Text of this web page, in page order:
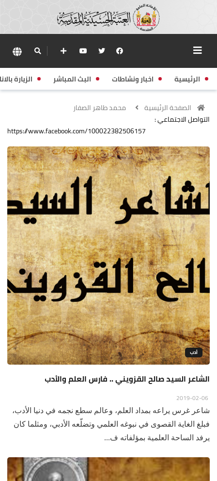
الرئيسية اخبار ونشاطات البث المباشر الزيارة
الصفحة الرئيسية
محمد طاهر الصفار
التواصل الاجتماعي :
https://www.facebook.com/100022382506157
أدب
الشاعر السيد صالح القزويني .. فارس العلم والأدب
شاعر غرس يراعه بمداد العلم، وعالم سطع نجمه في دنيا الأدب،
فبلغ الغاية القصوى في نبوغه العلمي وتضلّعه الأدبي، ومثلما كان
يرفد الساحة العلمية بمؤلفاته ف...